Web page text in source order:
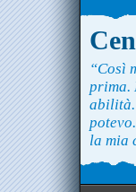
“Così
prima.
abilità.
la mia